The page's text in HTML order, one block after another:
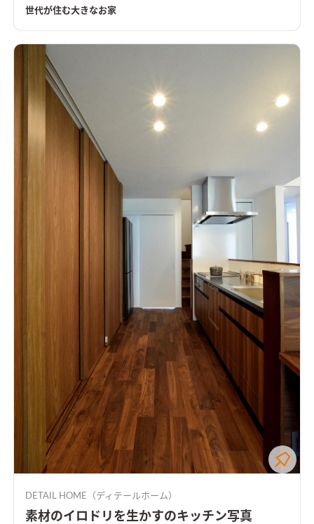
さん作ることができるお家です。
世代が住む大きなお家
DETAIL HOME（ディテールホーム）
素材のイロドリを生かすのキッチン写真